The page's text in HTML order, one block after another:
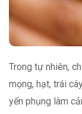
Trong tự nhiên,
mọng, hạt, trái
yến phụng làm